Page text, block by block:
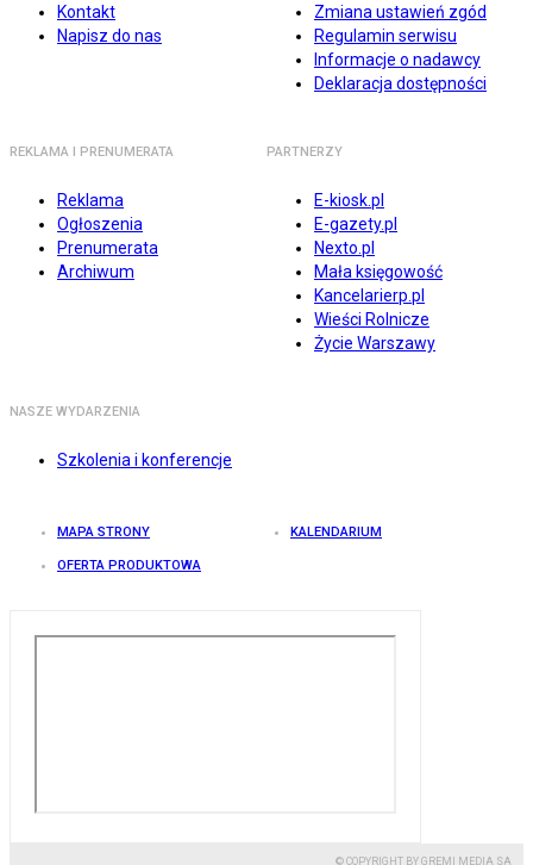
Kontakt
Napisz do nas
Zmiana ustawień zgód
Regulamin serwisu
Informacje o nadawcy
Deklaracja dostępności
REKLAMA I PRENUMERATA
Reklama
Ogłoszenia
Prenumerata
Archiwum
PARTNERZY
E-kiosk.pl
E-gazety.pl
Nexto.pl
Mała księgowość
Kancelarierp.pl
Wieści Rolnicze
Życie Warszawy
NASZE WYDARZENIA
Szkolenia i konferencje
MAPA STRONY KALENDARIUM
OFERTA PRODUKTOWA
© COPYRIGHT BY GREMI MEDIA SA